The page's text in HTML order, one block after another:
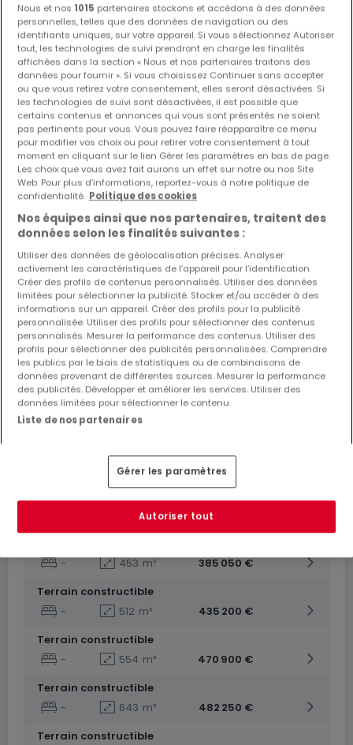
Biens similaires à proximité
Vous n'avez pas trouvé de biens qui vous
intéressent ? Ces annonces suggérées
pourraient vous intéresser.
« Lotissement SKY VIEW »
Hoscheid-Dickt
EXCLUSIVITÉ ATHOME NOUVEAU PRIX
-
453 m²
385 050 €
Terrain constructible
-
512 m²
435 200 €
Terrain constructible
-
554 m²
470 900 €
Terrain constructible
-
643 m²
482 250 €
Terrain constructible
Nous et nos 1015 partenaires stockons et accédons à des données
personnelles, telles que des données de navigation ou des
identifiants uniques, sur votre appareil. Si vous sélectionnez Autoriser
tout, les technologies de suivi prendront en charge les finalités
affichées dans la section « Nous et nos partenaires traitons des
données pour fournir ». Si vous choisissez Continuer sans accepter
ou que vous retirez votre consentement, elles seront désactivées. Si
les technologies de suivi sont désactivées, il est possible que
certains contenus et annonces qui vous sont présentés ne soient
pas pertinents pour vous. Vous pouvez faire réapparaître ce menu
pour modifier vos choix ou pour retirer votre consentement à tout
moment en cliquant sur le lien Gérer les paramètres en bas de page.
Les choix que vous avez fait aurons un effet sur notre ou nos Site
Web. Pour plus d’informations, reportez-vous à notre politique de
confidentialité. Politique des cookies
Nos équipes ainsi que nos partenaires, traitent des
données selon les finalités suivantes :
Utiliser des données de géolocalisation précises. Analyser
activement les caractéristiques de l’appareil pour l’identification.
Créer des profils de contenus personnalisés. Utiliser des données
limitées pour sélectionner la publicité. Stocker et/ou accéder à des
informations sur un appareil. Créer des profils pour la publicité
personnalisée. Utiliser des profils pour sélectionner des contenus
personnalisés. Mesurer la performance des contenus. Utiliser des
profils pour sélectionner des publicités personnalisées. Comprendre
les publics par le biais de statistiques ou de combinaisons de
données provenant de différentes sources. Mesurer la performance
des publicités. Développer et améliorer les services. Utiliser des
données limitées pour sélectionner le contenu.
Liste de nos partenaires
Gérer les paramètres
Autoriser tout